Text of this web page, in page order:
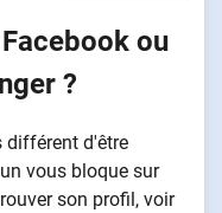
ou
?
différent d'être
vous bloque sur
son profil, voir